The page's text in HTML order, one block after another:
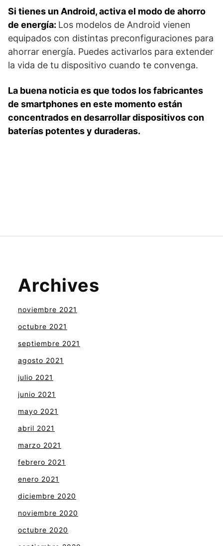
Si tienes un Android, activa el modo de ahorro
de energía: Los modelos de Android vienen
equipados con distintas preconfiguraciones para
ahorrar energía. Puedes activarlos para extender
la vida de tu dispositivo cuando te convenga.
La buena noticia es que todos los fabricantes
de smartphones en este momento están
concentrados en desarrollar dispositivos con
baterías potentes y duraderas.
Archives
noviembre 2021
octubre 2021
septiembre 2021
agosto 2021
julio 2021
junio 2021
mayo 2021
abril 2021
marzo 2021
febrero 2021
enero 2021
diciembre 2020
noviembre 2020
octubre 2020